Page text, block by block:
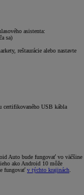
asistenta:
sa)
reštaurácie alebo nastavte
certifikovaného USB kábla
Auto bude fungovať vo väčšine
ako Android 10 môže
fungovať v týchto krajinách.